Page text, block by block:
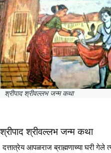
श्रीपाद श्रीवल्लभ जन्म कथा
श्रीपाद श्रीवल्लभ जन्म कथा
दत्तात्रेय आपळराज ब्राह्मणाच्या घरी गेले